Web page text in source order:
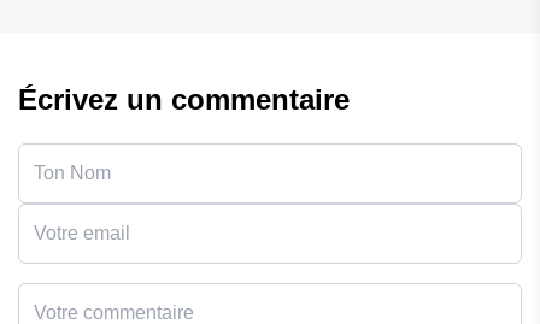
Écrivez un commentaire